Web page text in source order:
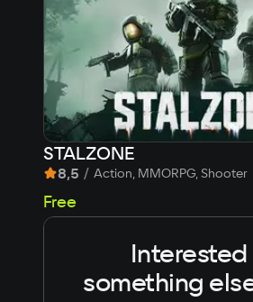
STALZONE
8,5 / Action, MMORPG, Shooter
Free
Interested
something